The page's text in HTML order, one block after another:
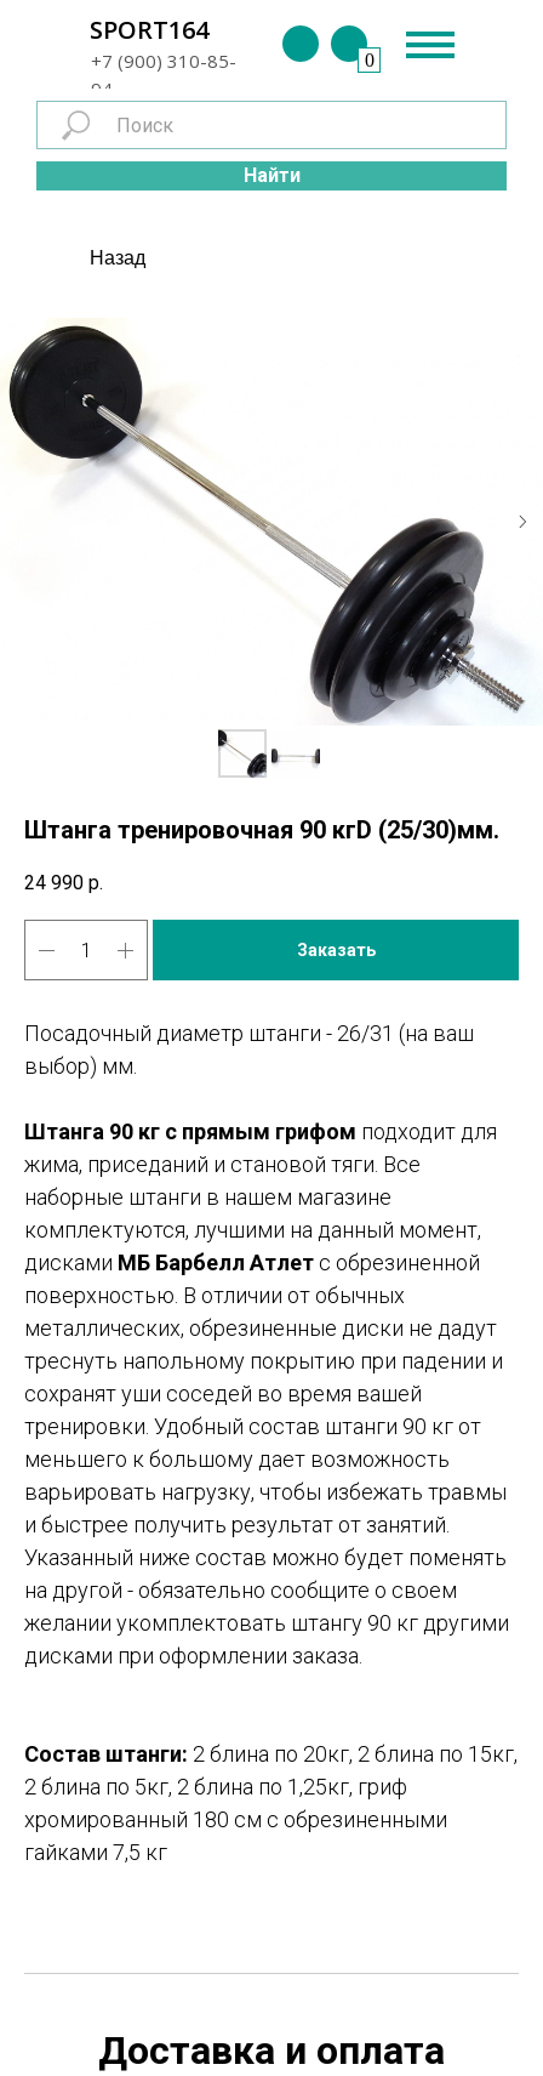
+7 (900) 310-85-
94
SPORT164
0
Найти
Назад
Штанга тренировочная 90 кгD (25/30)мм.
24 990 р.
Заказать
Посадочный диаметр штанги - 26/31 (на ваш
выбор) мм.
Штанга 90 кг с прямым грифом подходит для
жима, приседаний и становой тяги. Все
наборные штанги в нашем магазине
комплектуются, лучшими на данный момент,
дисками МБ Барбелл Атлет с обрезиненной
поверхностью. В отличии от обычных
металлических, обрезиненные диски не дадут
треснуть напольному покрытию при падении и
сохранят уши соседей во время вашей
тренировки. Удобный состав штанги 90 кг от
меньшего к большому дает возможность
варьировать нагрузку, чтобы избежать травмы
и быстрее получить результат от занятий.
Указанный ниже состав можно будет поменять
на другой - обязательно сообщите о своем
желании укомплектовать штангу 90 кг другими
дисками при оформлении заказа.
Состав штанги: 2 блина по 20кг, 2 блина по 15кг,
2 блина по 5кг, 2 блина по 1,25кг, гриф
хромированный 180 см с обрезиненными
гайками 7,5 кг
Доставка и оплата